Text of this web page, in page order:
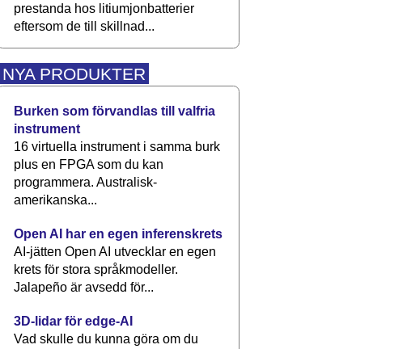
prestanda hos litiumjonbatterier
eftersom de till skillnad...
NYA PRODUKTER
Burken som förvandlas till valfria
instrument
16 virtuella instrument i samma burk
plus en FPGA som du kan
programmera. Australisk-
amerikanska...
Open AI har en egen inferenskrets
AI-jätten Open AI utvecklar en egen
krets för stora språkmodeller.
Jalapeño är avsedd för...
3D-lidar för edge-AI
Vad skulle du kunna göra om du